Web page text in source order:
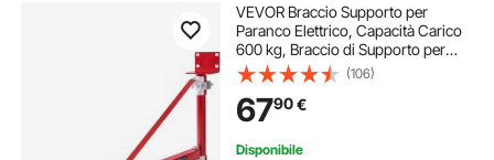
VEVOR Braccio Supporto per
Paranco Elettrico, Capacità Carico
600 kg, Braccio di Supporto per
Paranco Girevole con Asta, Telaio di
Sollevamento in Acciaio a 180° per
Officina, Garage
(106)
6790€
Disponibile